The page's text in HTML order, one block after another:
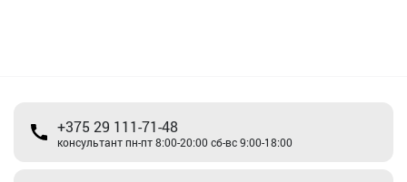
+375 29 111-71-48
консультант пн-пт 8:00-20:00 сб-вс 9:00-18:00